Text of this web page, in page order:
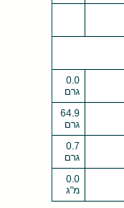
0.0
גרם
64.9
גרם
0.7
גרם
0.0
מ"ג